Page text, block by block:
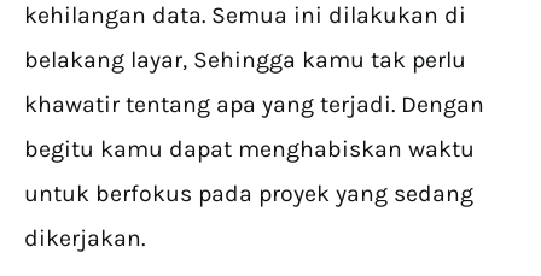
kehilangan data. Semua ini dilakukan di
belakang layar, Sehingga kamu tak perlu
khawatir tentang apa yang terjadi. Dengan
begitu kamu dapat menghabiskan waktu
untuk berfokus pada proyek yang sedang
dikerjakan.